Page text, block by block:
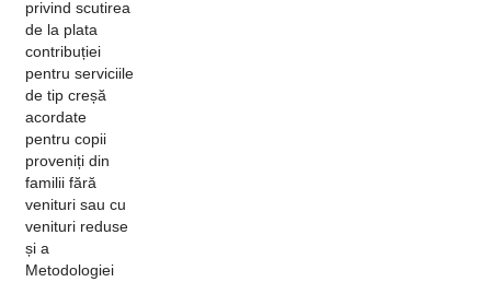
privind scutirea
de la plata
contribuției
pentru serviciile
de tip creșă
acordate
pentru copii
proveniți din
familii fără
venituri sau cu
venituri reduse
și a
Metodologiei